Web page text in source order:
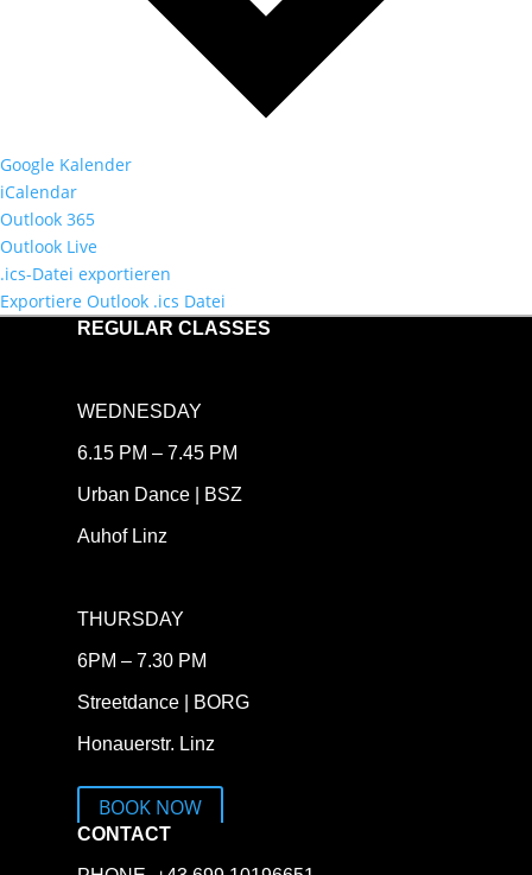
Google Kalender
iCalendar
Outlook 365
Outlook Live
.ics-Datei exportieren
Exportiere Outlook .ics Datei
REGULAR CLASSES
WEDNESDAY
6.15 PM – 7.45 PM
Urban Dance | BSZ
Auhof Linz
THURSDAY
6PM – 7.30 PM
Streetdance | BORG
Honauerstr. Linz
BOOK NOW
CONTACT